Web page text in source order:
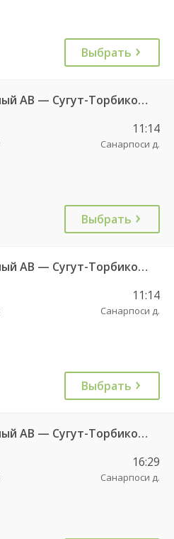
Выбрать
Чебоксары Центральный АВ — Сугут-Торбиково д. 658
11:14
Санарпоси д.
Выбрать
Чебоксары Центральный АВ — Сугут-Торбиково д. 658
11:14
Санарпоси д.
Выбрать
Чебоксары Центральный АВ — Сугут-Торбиково д. 658
16:29
Санарпоси д.